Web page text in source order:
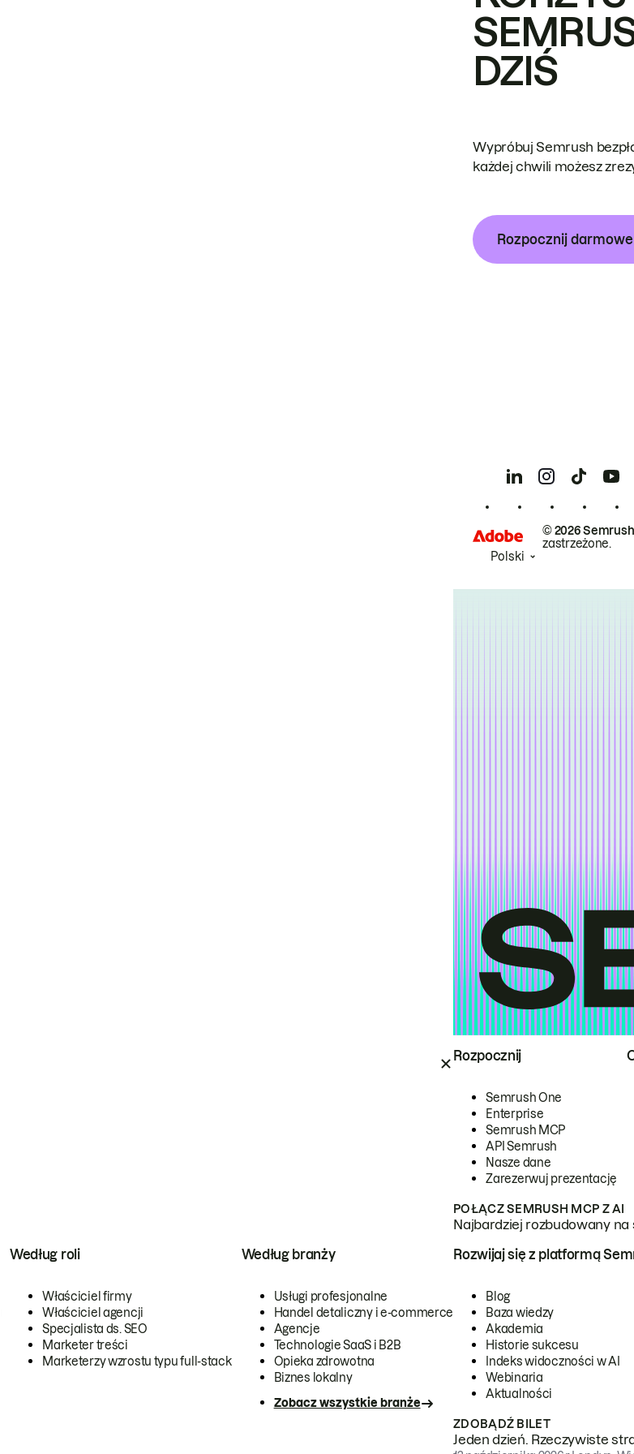
Rozpocznij
Semrush One
Enterprise
Semrush MCP
API Semrush
Nasze dane
Zarezerwuj prezentację
POŁĄCZ SEMRUSH MCP Z AI
Najbardziej rozbudowany
Według roli
Właściciel firmy
Właściciel agencji
Specjalista ds. SEO
Marketer treści
Marketerzy wzrostu typu full-stack
Według branży
Usługi profesjonalne
Handel detaliczny i e-commerce
Agencje
Technologie SaaS i B2B
Opieka zdrowotna
Biznes lokalny
Zobacz wszystkie branże
Rozwijaj się z platformą
Blog
Baza wiedzy
Akademia
Historie sukcesu
Indeks widoczności w AI
Webinaria
Aktualności
ZDOBĄDŹ BILET
Jeden dzień. Rzeczywiste
DZIŚ
Wypróbuj Semrush
każdej chwili możesz
Rozpocznij
© 2026
zastrzeżone.
Polski